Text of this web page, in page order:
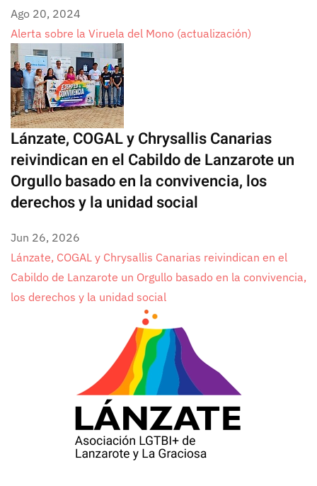
Ago 20, 2024
Alerta sobre la Viruela del Mono (actualización)
Lánzate, COGAL y Chrysallis Canarias
reivindican en el Cabildo de Lanzarote un
Orgullo basado en la convivencia, los
derechos y la unidad social
Jun 26, 2026
Lánzate, COGAL y Chrysallis Canarias reivindican en el
Cabildo de Lanzarote un Orgullo basado en la convivencia,
los derechos y la unidad social